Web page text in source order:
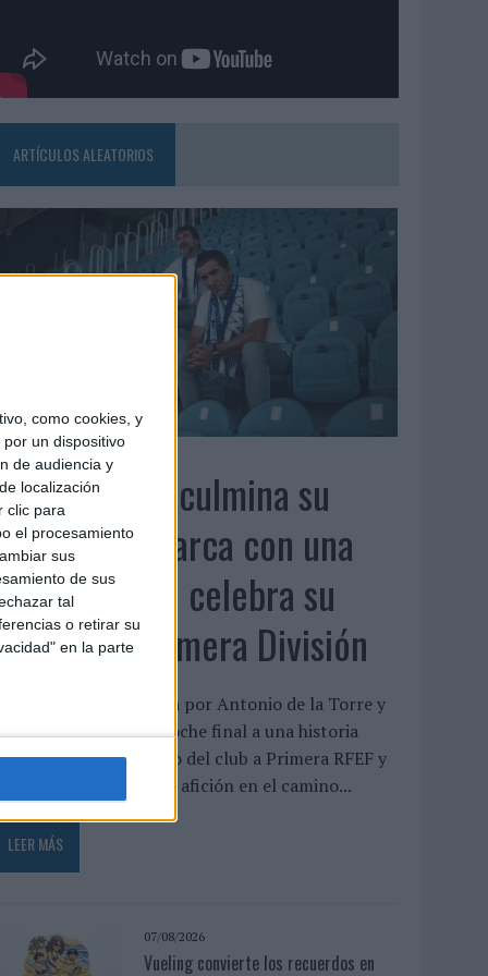
como cookies, y
un dispositivo
de audiencia y
localización
clic para
el procesamiento
sus
de sus
tal
o retirar su
en la parte
ARTÍCULOS ALEATORIOS
08/2026
Málaga CF culmina su
de marca con una
que celebra su
a Primera División
La pieza, protagonizada por Antonio de la Torre y
Reina, pone el broche final a una historia
tras el descenso del club a Primera RFEF y
reivindica el papel de la afición en el camino...
LEER MÁS
07/08/2026
Vueling convierte los recuerdos en